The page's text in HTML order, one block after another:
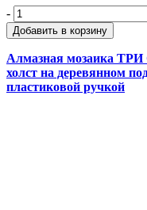
-
Добавить в корзину
Алмазная мозаика
холст на деревянном
пластиковой ручкой